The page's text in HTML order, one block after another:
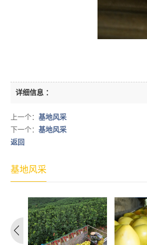
详细信息 ：
上一个： 基地风采
下一个： 基地风采
返回
基地风采